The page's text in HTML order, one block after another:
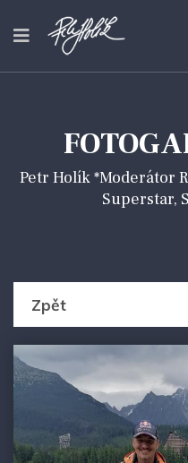
Petr Holík *Moderátor
Superstar,
Zpět